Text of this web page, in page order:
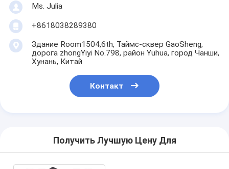
Ms. Julia
+8618038289380
Здание Room1504,6th, Таймс-сквер GaoSheng,
дорога zhongYiyi No.798, район Yuhua, город Чанши,
Хунань, Китай
Контакт
Получить Лучшую Цену Для